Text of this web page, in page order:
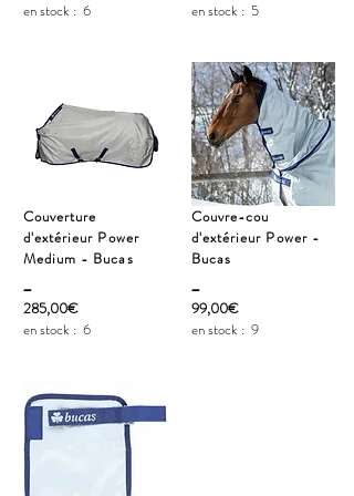
en stock : 6
Couverture
d'extérieur Power
Medium - Bucas
_
285,00€
en stock : 6
en stock : 5
Couvre-cou
d'extérieur Power -
Bucas
_
99,00€
en stock : 9